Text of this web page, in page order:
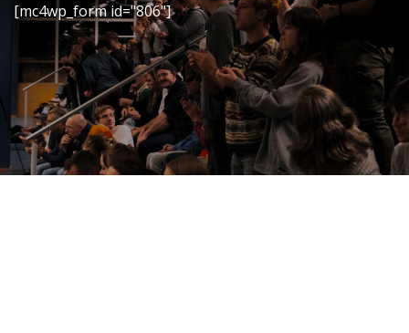
[mc4wp_form id="806"]